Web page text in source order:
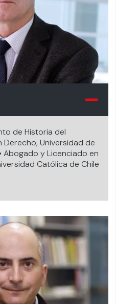
de Historia del
Derecho, Universidad de
Católica de Chile